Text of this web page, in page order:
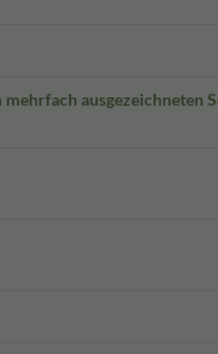
ausgezeichneten